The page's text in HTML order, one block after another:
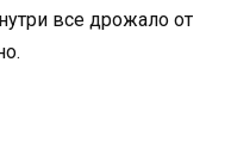
все дрожало от